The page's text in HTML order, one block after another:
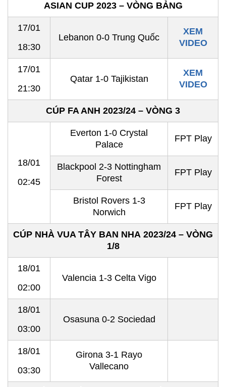
ASIAN CUP 2023 – VÒNG BẢNG
17/01
18:30
Lebanon 0-0 Trung Quốc
XEM
VIDEO
17/01
21:30
Qatar 1-0 Tajikistan
XEM
VIDEO
CÚP FA ANH 2023/24 – VÒNG 3
18/01
02:45
Everton 1-0 Crystal
Palace
FPT Play
Blackpool 2-3 Nottingham
Forest
FPT Play
Bristol Rovers 1-3
Norwich
FPT Play
CÚP NHÀ VUA TÂY BAN NHA 2023/24 – VÒNG
1/8
18/01
02:00
Valencia 1-3 Celta Vigo
18/01
03:00
Osasuna 0-2 Sociedad
18/01
03:30
Girona 3-1 Rayo
Vallecano